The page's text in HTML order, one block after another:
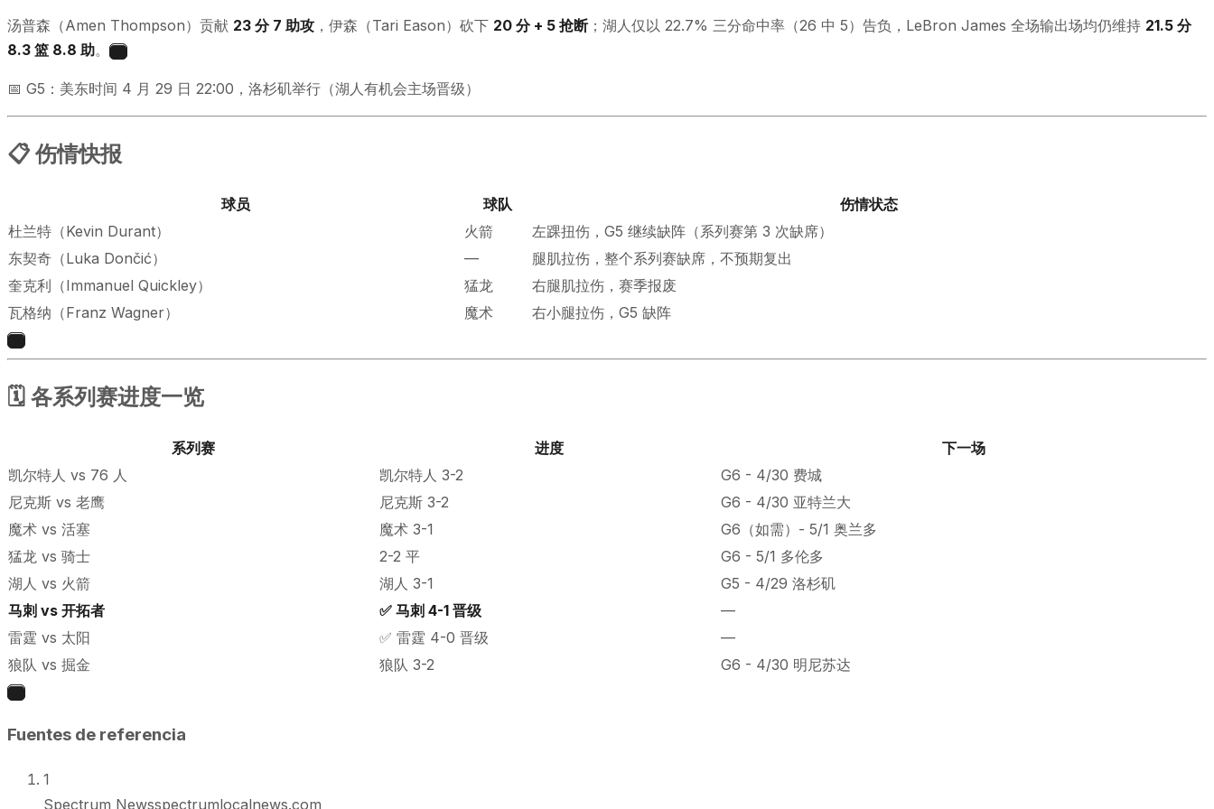
汤普森（Amen Thompson）贡献 23 分 7 助攻 ，伊森（Tari Eason）砍下 20 分 + 5 抢断；湖人仅以 22.7% 三分命中率（26 中 5）告负，LeBron James 全场输出场均仍维持 21.5 分
8.3 篮 8.8 助。
📅 G5：美东时间 4 月 29 日 22:00，洛杉矶举行（湖人有机会主场晋级）
📋 伤情快报
球员 球队
伤情状态
杜兰特（Kevin Durant）
火箭
左踝扭伤，G5 继续缺阵（系列赛第 3 次缺席）
东契奇（Luka Dončić）
—
腿肌拉伤，整个系列赛缺席，不预期复出
奎克利（Immanuel Quickley）
猛龙
右腿肌拉伤，赛季报废
瓦格纳（Franz Wagner）
魔术 右小腿拉伤，G5 缺阵
🗓 各系列赛进度一览
系列赛 进度
下一场
凯尔特人 vs 76 人
凯尔特人 3-2
G6 - 4/30 费城
尼克斯 vs 老鹰
尼克斯 3-2
G6 - 4/30 亚特兰大
魔术 vs 活塞
魔术 3-1
G6（如需）- 5/1 奥兰多
猛龙 vs 骑士
2-2 平
G6 - 5/1 多伦多
湖人 vs 火箭
湖人 3-1
G5 - 4/29 洛杉矶
马刺 vs 开拓者
✅ 马刺 4-1 晋级
—
雷霆 vs 太阳
✅ 雷霆 4-0 晋级
—
狼队 vs 掘金
狼队 3-2 G6 - 4/30 明尼苏达
Fuentes de referencia
1
Spectrum Newsspectrumlocalnews.com